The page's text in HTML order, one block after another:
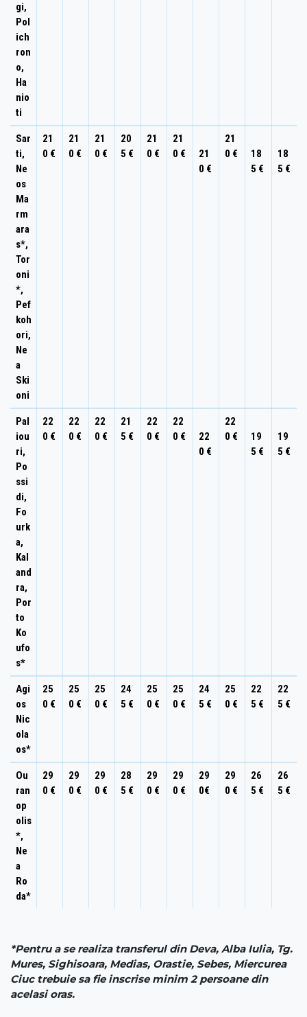
gi,
Pol
ich
ron
o,
Ha
nio
ti
Sar
ti,
Ne
os
Ma
rm
ara
s*,
Tor
oni
*,
Pef
koh
ori,
Ne
a
Ski
oni
21
0 €
21
0 €
21
0 €
20
5 €
21
0 €
21
0 €
21
0 €
21
0 €
18
5 €
18
5 €
Pal
iou
ri,
Po
ssi
di,
Fo
urk
a,
Kal
and
ra,
Por
to
Ko
ufo
s*
22
0 €
22
0 €
22
0 €
21
5 €
22
0 €
22
0 €
22
0 €
22
0 €
19
5 €
19
5 €
Agi
os
Nic
ola
os*
25
0 €
25
0 €
25
0 €
24
5 €
25
0 €
25
0 €
24
5 €
25
0 €
22
5 €
22
5 €
Ou
ran
op
olis
*,
Ne
a
Ro
da*
29
0 €
29
0 €
29
0 €
28
5 €
29
0 €
29
0 €
29
0€
29
0 €
26
5 €
26
5 €
*Pentru a se realiza transferul din Deva, Alba Iulia, Tg.
Mures, Sighisoara, Medias, Orastie, Sebes, Miercurea
Ciuc trebuie sa fie inscrise minim 2 persoane din
acelasi oras.